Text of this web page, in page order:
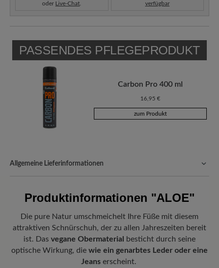
oder Live-Chat
verfügbar
PASSENDES PFLEGEPRODUKT
Carbon Pro 400 ml
16,95 €
zum Produkt
Allgemeine Lieferinformationen
hinzugefügt – unabhängig vom Bestellwert.
Deutschland verlassen hat, erhalten Sie eine Versandbestätigung.
Mit der beigefügten Sendungsnummer können Sie genau
nachverfolgen, wo sich Ihr neues BÄR Lieblingsstück gerade
befindet.
Produktinformationen "ALOE"
Die pure Natur umschmeichelt Ihre Füße mit diesem
attraktiven Schnürschuh, der zu allen Jahreszeiten bereit
ist. Das vegane Obermaterial
besticht durch seine
optische Wirkung, die wie ein genarbtes Leder oder eine
Jeanserscheint.